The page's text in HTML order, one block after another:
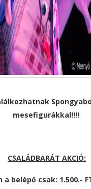
mesefigurákkal!!!!
CSALÁDBARÁT AKCIÓ:
a belépő csak: 1.500.-